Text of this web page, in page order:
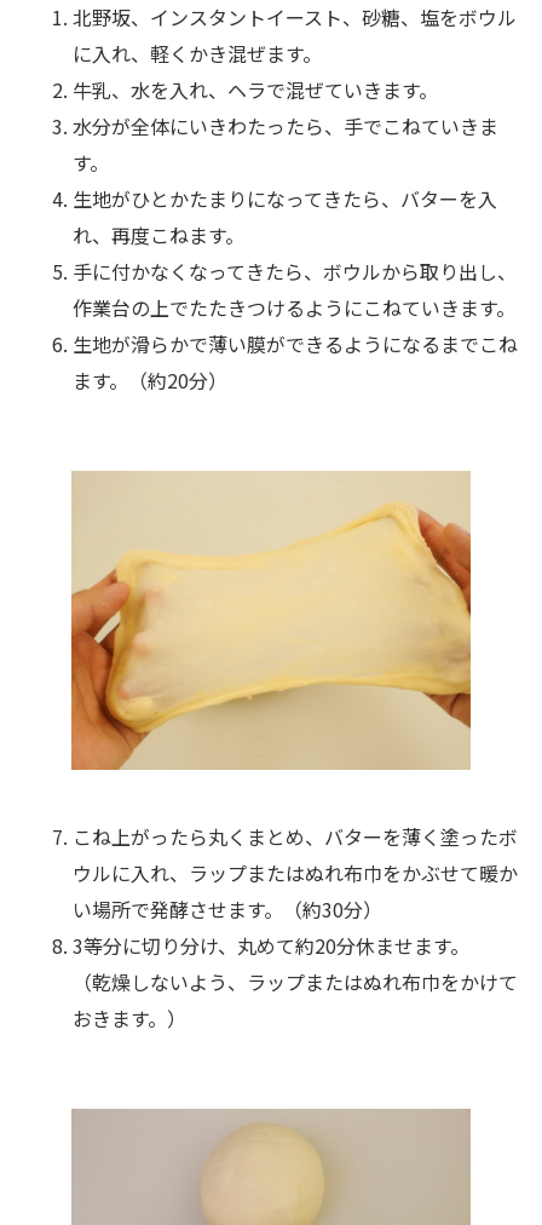
北野坂、インスタントイースト、砂糖、塩をボウル
に入れ、軽くかき混ぜます。
牛乳、水を入れ、ヘラで混ぜていきます。
水分が全体にいきわたったら、手でこねていきま
す。
生地がひとかたまりになってきたら、バターを入
れ、再度こねます。
手に付かなくなってきたら、ボウルから取り出し、
作業台の上でたたきつけるようにこねていきます。
生地が滑らかで薄い膜ができるようになるまでこね
ます。（約20分）
こね上がったら丸くまとめ、バターを薄く塗ったボ
ウルに入れ、ラップまたはぬれ布巾をかぶせて暖か
い場所で発酵させます。（約30分）
3等分に切り分け、丸めて約20分休ませます。
（乾燥しないよう、ラップまたはぬれ布巾をかけて
おきます。）